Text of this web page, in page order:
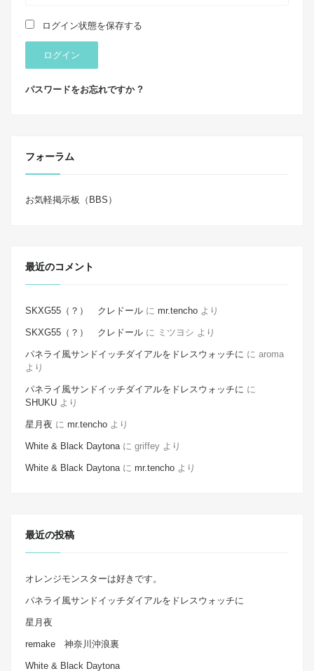
ログイン状態を保存する
ログイン
パスワードをお忘れですか ?
フォーラム
お気軽掲示板（BBS）
最近のコメント
SKXG55（？） クレドール に mr.tencho より
SKXG55（？） クレドール に ミツヨシ より
パネライ風サンドイッチダイアルをドレスウォッチに に aroma
より
パネライ風サンドイッチダイアルをドレスウォッチに に
SHUKU より
星月夜 に mr.tencho より
White & Black Daytona に griffey より
White & Black Daytona に mr.tencho より
最近の投稿
オレンジモンスターは好きです。
パネライ風サンドイッチダイアルをドレスウォッチに
星月夜
remake 神奈川沖浪裏
White & Black Daytona